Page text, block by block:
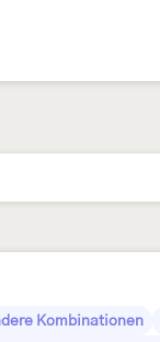
Kombinationen